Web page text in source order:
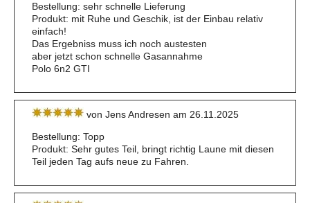
Bestellung: sehr schnelle Lieferung
Produkt: mit Ruhe und Geschik, ist der Einbau relativ
einfach!
Das Ergebniss muss ich noch austesten
aber jetzt schon schnelle Gasannahme
Polo 6n2 GTI
von Jens Andresen am 26.11.2025
Bestellung: Topp
Produkt: Sehr gutes Teil, bringt richtig Laune mit diesen
Teil jeden Tag aufs neue zu Fahren.